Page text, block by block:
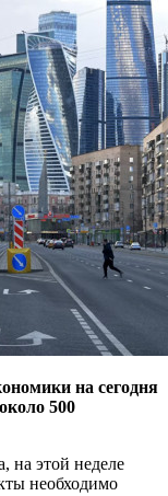
на сегодня
500
на этой неделе
необходимо